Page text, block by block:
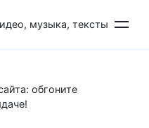
музыка, тексты
обгоните